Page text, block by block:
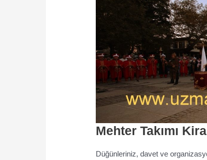
Mehter Takımı
Düğünleriniz, davet ve